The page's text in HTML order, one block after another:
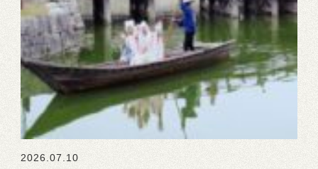
2026.07.10